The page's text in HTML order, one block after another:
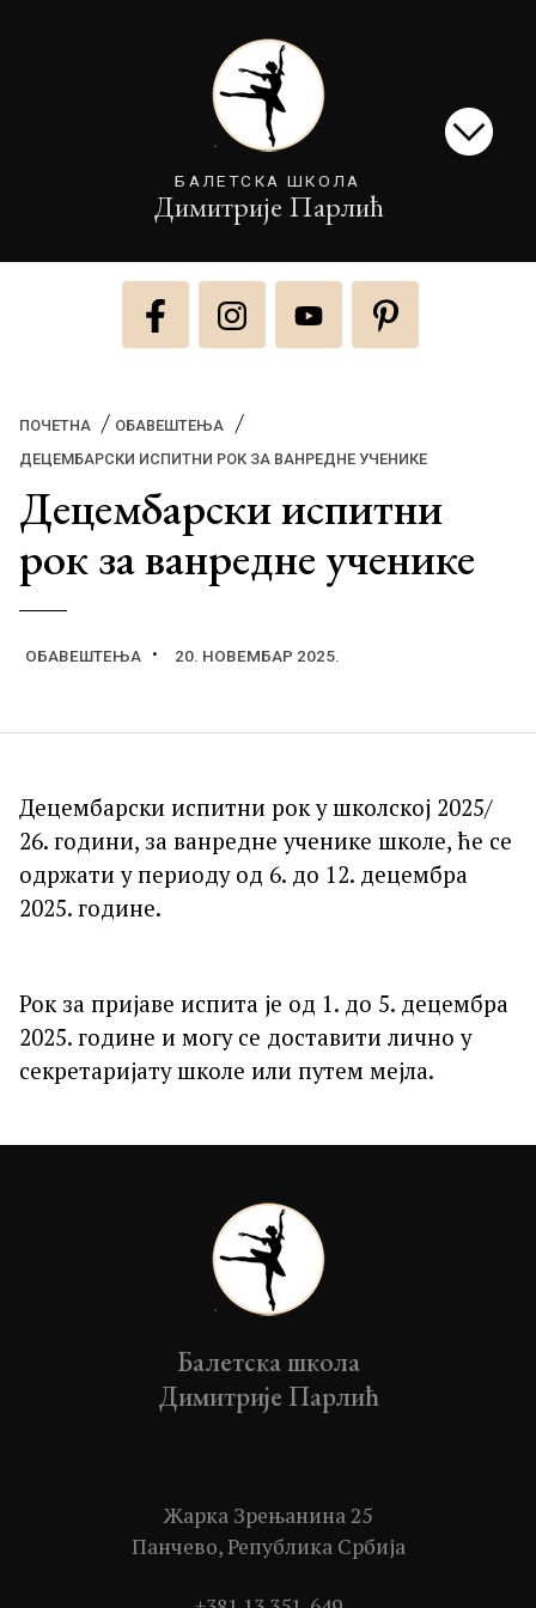
БАЛЕТСКА ШКОЛА
Димитрије Парлић
ПОЧЕТНА
ОБАВЕШТЕЊА
ДЕЦЕМБАРСКИ ИСПИТНИ РОК ЗА ВАНРЕДНЕ УЧЕНИКЕ
Децембарски испитни
рок за ванредне ученике
ОБАВЕШТЕЊА 20. НОВЕМБАР 2025.
Децембарски испитни рок у школској 2025/
26. години, за ванредне ученике школе, ће се
одржати у периоду од 6. до 12. децембра
2025. године.
Рок за пријаве испита је од 1. до 5. децембра
2025. године и могу се доставити лично у
секретаријату школе или путем мејла.
Балетска школа
Димитрије Парлић
Жарка Зрењанина 25
Панчево, Република Србија